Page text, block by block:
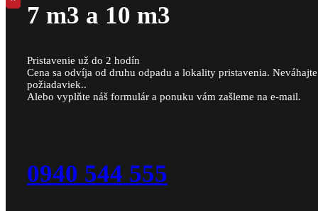
7 m3 a 10 m3
Pristavenie už do 2 hodín
Cena sa odvíja od druhu odpadu a lokality pristavenia.
požiadaviek..
Alebo vyplňte náš formulár a ponuku vám zašleme na e-mail.
0940 544 555